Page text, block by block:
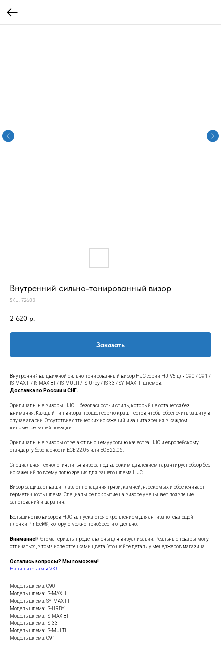
Внутренний сильно-тонированный визор
SKU: 72603
2 620 р.
Заказать
Внутренний выдвижной сильно-тонированный визор HJC серии HJ-V5 для C90 / C91 /
IS-MAX II / IS-MAX BT / IS-MULTI / IS-Urby / IS-33 / SY-MAX III шлемов.
Доставка по России и СНГ.
Оригинальные визоры HJC — безопасность и стиль, который не останется без
внимания. Каждый тип визора прошел серию краш-тестов, чтобы обеспечить защиту в
случае аварии. Отсутствие оптических искажений и защита зрения в каждом
километре вашей поездки.
Оригинальные визоры отвечают высшему уровню качества HJC и европейскому
стандарту безопасности ECE 22.05 или ECE 22.06.
Специальная технология литья визора под высоким давлением гарантирует обзор без
искажений по всему полю зрения для вашего шлема HJC.
Визор защищает ваши глаза от попадания грязи, камней, насекомых и обеспечивает
герметичность шлема. Специальное покрытие на визоре уменьшает появление
запотеваний и царапин.
Большинство визоров HJC выпускаются с креплением для антизапотевающей
пленки Pinlock®, которую можно приобрести отдельно.
Внимание!Фотоматериалы представлены для визуализации. Реальные товары могут
отличаться, в том числе оттенками цвета. Уточняйте детали у менеджеров магазина.
Остались вопросы? Мы поможем!
Напишите нам в VK!
Модель шлема: C90
Модель шлема: IS-MAX II
Модель шлема: SY-MAX III
Модель шлема: IS-URBY
Модель шлема: IS-MAX BT
Модель шлема: IS-33
Модель шлема: IS-MULTI
Модель шлема: C91